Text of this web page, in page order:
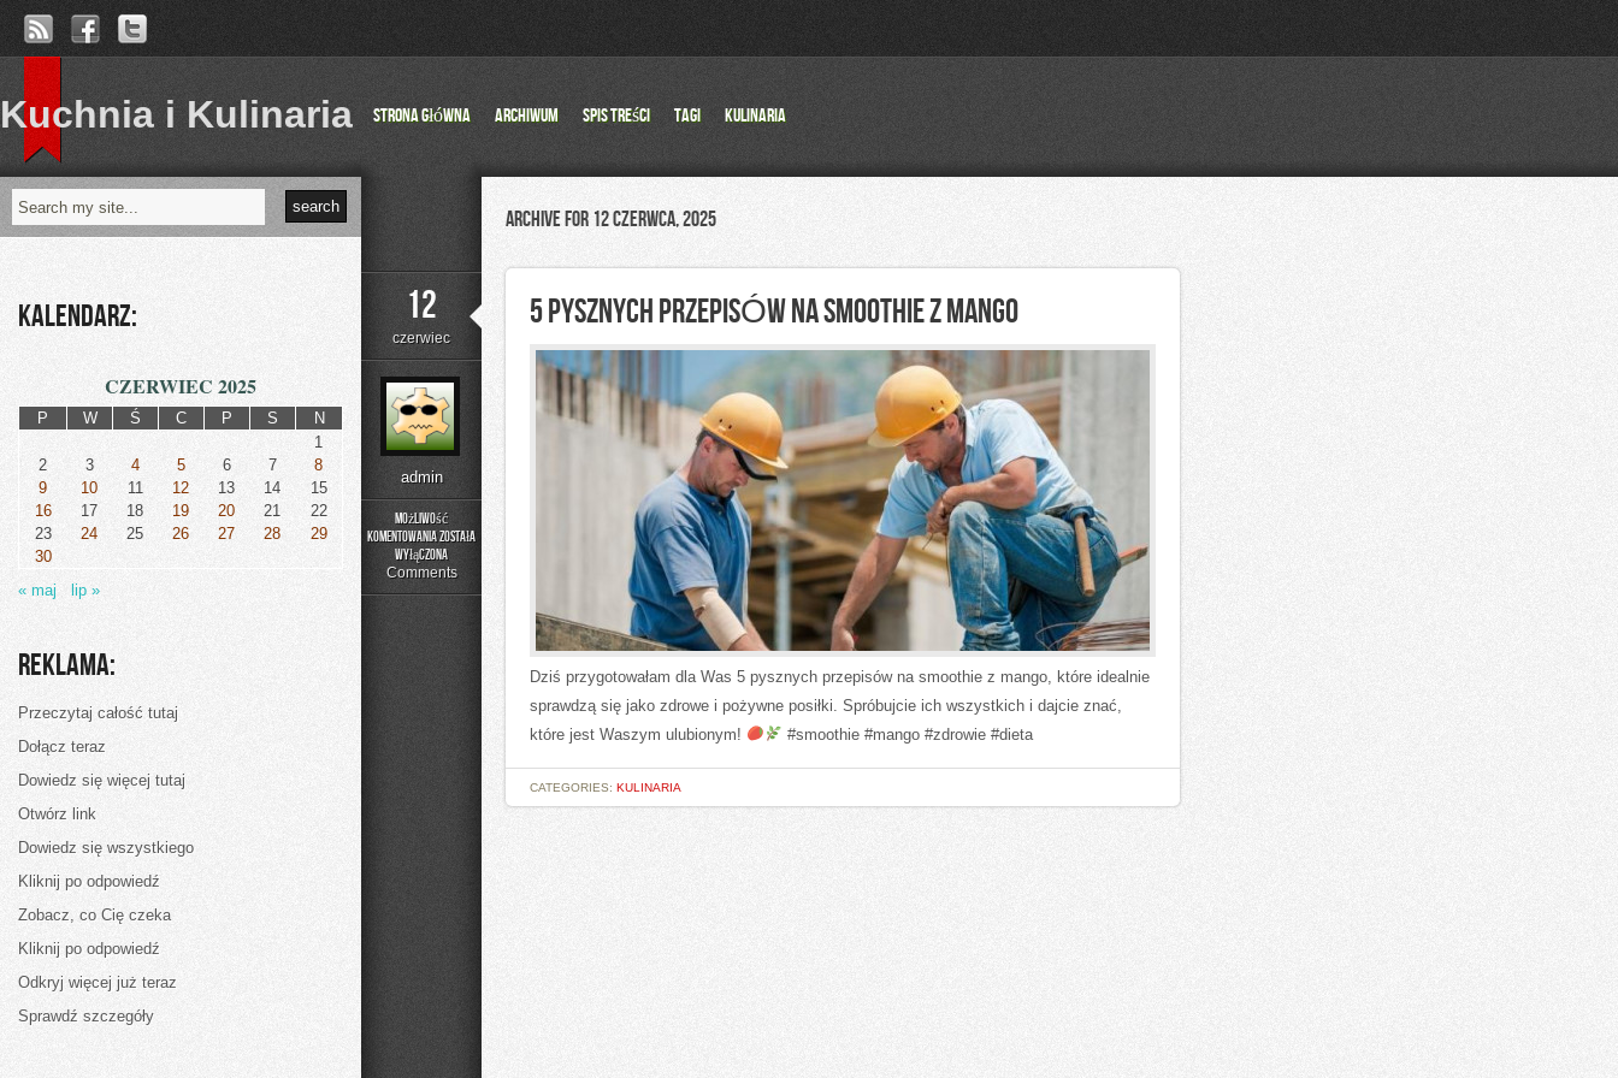
Kuchnia i Kulinaria Strona główna Archiwum Spis Treści Tagi Kulinaria
Archive for 12 czerwca, 2025
12
czerwiec
admin
Możliwość
komentowania
pysznych
przepisów
smoothie
została
wyłączona
Comments
5 PYSZNYCH PRZEPISÓW NA SMOOTHIE Z MANGO
Dziś przygotowałam dla Was 5 pysznych przepisów na smoothie z mango, które idealnie
sprawdzą się jako zdrowe i pożywne posiłki. Spróbujcie ich wszystkich i dajcie znać,
które jest Waszym ulubionym!
#smoothie #mango #zdrowie #dieta
CATEGORIES: KULINARIA
Kalendarz:
CZERWIEC 2025
P W Ś C P S
N
1
2
3 4 5 6 7
8
9
10 11 12 13 14
15
16
17 18 19 20 21
22
23
24 25 26 27 28
29
30
« maj
lip »
Reklama:
Przeczytaj całość tutaj
Dołącz teraz
Dowiedz się więcej tutaj
Otwórz link
Dowiedz się wszystkiego
Kliknij po odpowiedź
Zobacz, co Cię czeka
Kliknij po odpowiedź
Odkryj więcej już teraz
Sprawdź szczegóły